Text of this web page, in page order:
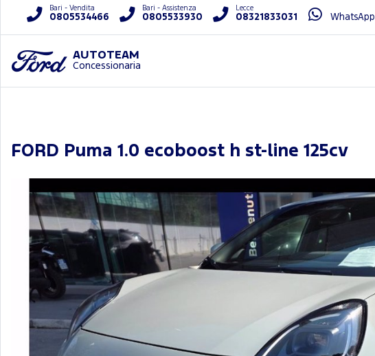
Bari - Vendita
0805534466
Bari - Assistenza
0805533930
Lecce
08321833031 WhatsApp
AUTOTEAM
Concessionaria
FORD Puma 1.0 ecoboost h st-line 125cv